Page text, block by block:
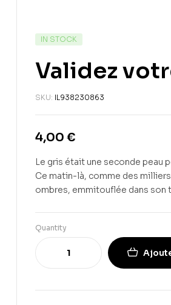
IN STOCK
Validez
SKU: IL938230863
4,00 €
Le gris était une seconde peau
Ce matin-là, comme des
ombres, emmitouflée dans son
Quantity